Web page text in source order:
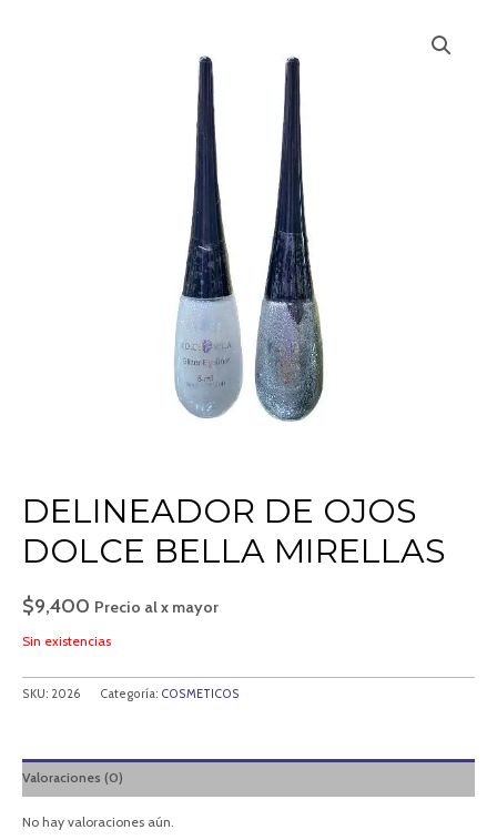
DELINEADOR DE OJOS
DOLCE BELLA MIRELLAS
$9,400 Precio al x mayor
Sin existencias
SKU: 2026 Categoría: COSMETICOS
Valoraciones (0)
No hay valoraciones aún.